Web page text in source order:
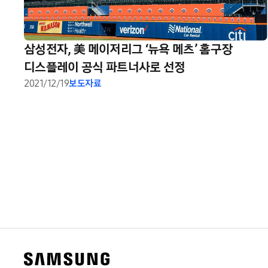
삼성전자, 美 메이저리그 ‘뉴욕 메츠’ 홈구장
디스플레이 공식 파트너사로 선정
2021/12/19보도자료